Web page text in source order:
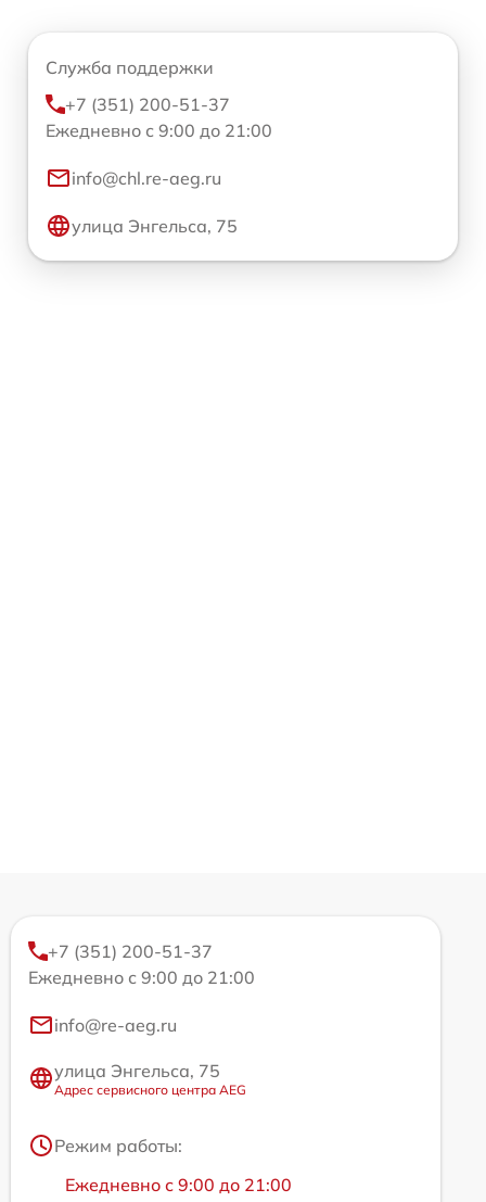
Служба поддержки
+7 (351) 200-51-37
Ежедневно с 9:00 до 21:00
info@chl.re-aeg.ru
улица Энгельса, 75
+7 (351) 200-51-37
Ежедневно с 9:00 до 21:00
info@re-aeg.ru
улица Энгельса, 75
Адрес сервисного центра AEG
Режим работы:
Ежедневно с 9:00 до 21:00